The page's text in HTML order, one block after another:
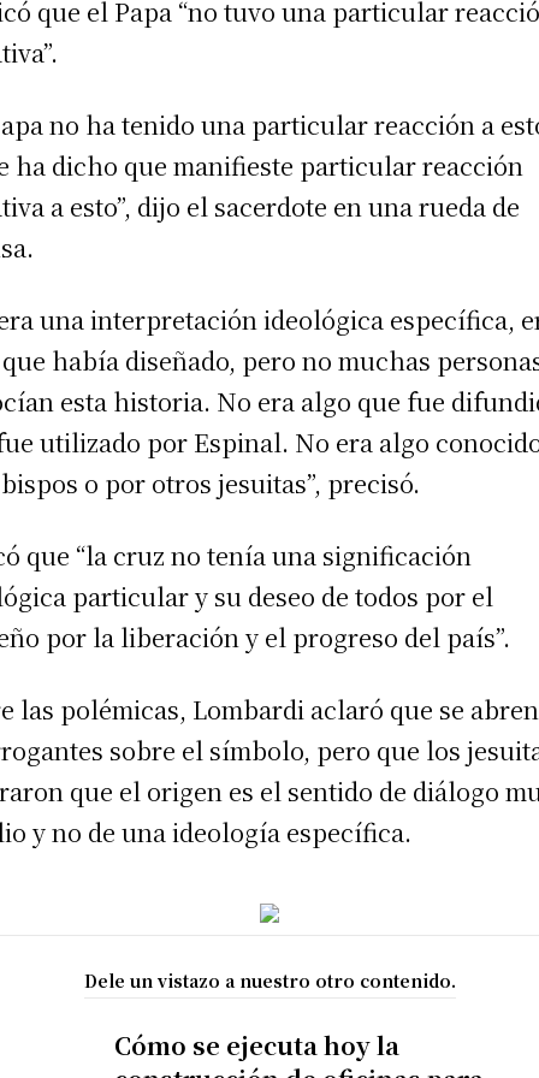
que el Papa “no tuvo una particular
no ha tenido una particular reacción a
ha dicho que manifieste particular reacción
a esto”, dijo el sacerdote en una rueda de
una interpretación ideológica específica,
había diseñado, pero no muchas
esta historia. No era algo que fue
utilizado por Espinal. No era algo
o por otros jesuitas”, precisó.
que “la cruz no tenía una significación
particular y su deseo de todos por el
por la liberación y el progreso del país”.
las polémicas, Lombardi aclaró que se abren
sobre el símbolo, pero que los
que el origen es el sentido de diálogo
y no de una ideología específica.
Dele un vistazo a nuestro otro contenido.
Cómo se ejecuta hoy la